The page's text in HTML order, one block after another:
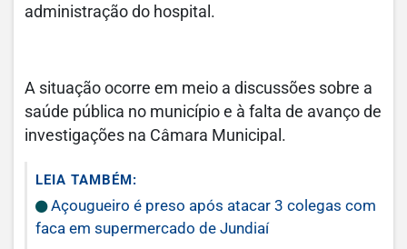
administração do hospital.
A situação ocorre em meio a discussões sobre a
saúde pública no município e à falta de avanço de
investigações na Câmara Municipal.
LEIA TAMBÉM:
Açougueiro é preso após atacar 3 colegas com
faca em supermercado de Jundiaí